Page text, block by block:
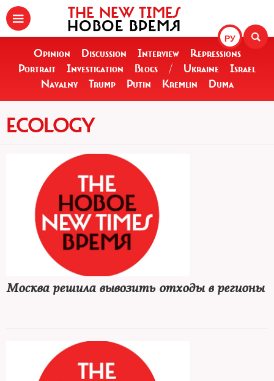
РУ
THE NEW TIMES
НОВОЕ ВРЕМЯ
Opinion Discussion Interview
Repressions
Portrait
Investigation Blogs / Ukraine
Israel
Navalny
Trump Putin Kremlin Duma
ECOLOGY
Москва решила вывозить отходы в регионы